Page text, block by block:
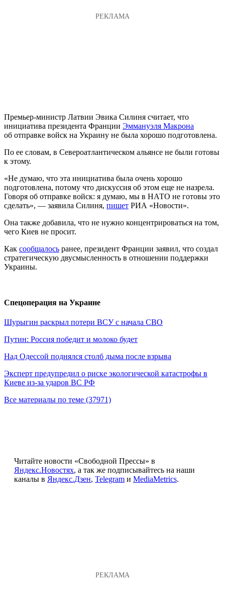
Премьер-министр Латвии Эвика Силиня считает, что
инициатива президента Франции Эммануэля Макрона
об отправке войск на Украину не была хорошо подготовлена.
По ее словам, в Североатлантическом альянсе не были готовы
к этому.
«Не думаю, что эта инициатива была очень хорошо
подготовлена, потому что дискуссия об этом еще не назрела.
Говоря об отправке войск: я думаю, мы в НАТО не готовы это
сделать», — заявила Силиня, пишет РИА «Новости».
Она также добавила, что не нужно концентрироваться на том,
чего Киев не просит.
Как сообщалось ранее, президент Франции заявил, что создал
стратегическую двусмысленность в отношении поддержки
Украины.
Спецоперация на Украине
Шурыгин раскрыл потери ВСУ с начала СВО
Путин: Россия победит и молоко будет
Над Одессой поднялся столб дыма после взрыва
Эксперт предупредил о риске экологической катастрофы в
Киеве из-за ударов ВС РФ
Все материалы по теме (37971)
Читайте новости «Свободной Прессы» в
Яндекс.Новостях, а так же подписывайтесь на наши
каналы в Яндекс.Дзен, Telegram и MediaMetrics.